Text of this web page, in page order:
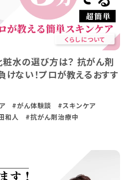
くらしについて
粧水の選び方は？ 抗がん剤
ない！プロが教えるおすす
#がん体験談
#スキンケア
和人 #抗がん剤治療中